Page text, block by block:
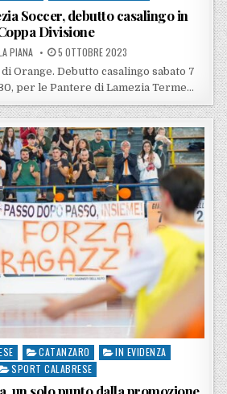
Soccer, debutto casalingo in
Divisione
BY
PIANA POSTED ON
5 OTTOBRE 2023
Orange. Debutto casalingo sabato 7
per le Pantere di Lamezia Terme…
CATANZARO
IN EVIDENZA
SPORT CALABRESE